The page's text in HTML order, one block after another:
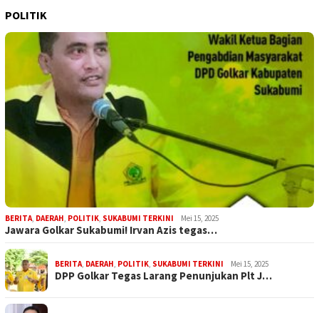
POLITIK
BERITA, DAERAH, POLITIK, SUKABUMI TERKINI Mei 15, 2025
Jawara Golkar Sukabumi! Irvan Azis tegas…
BERITA, DAERAH, POLITIK, SUKABUMI TERKINI Mei 15, 2025
DPP Golkar Tegas Larang Penunjukan Plt J…